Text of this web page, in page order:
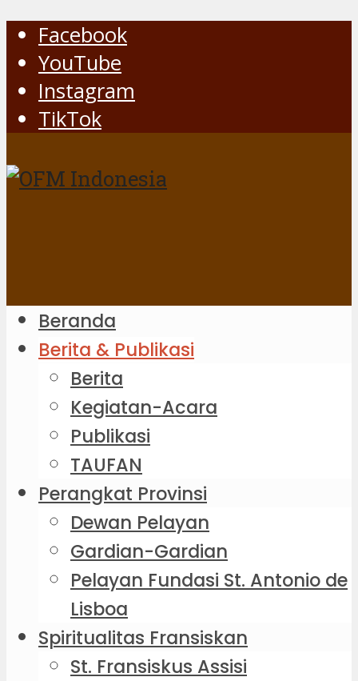
Facebook
YouTube
Instagram
TikTok
Beranda
Berita & Publikasi
Berita
Kegiatan-Acara
Publikasi
TAUFAN
Perangkat Provinsi
Dewan Pelayan
Gardian-Gardian
Pelayan Fundasi St. Antonio de
Lisboa
Spiritualitas Fransiskan
St. Fransiskus Assisi